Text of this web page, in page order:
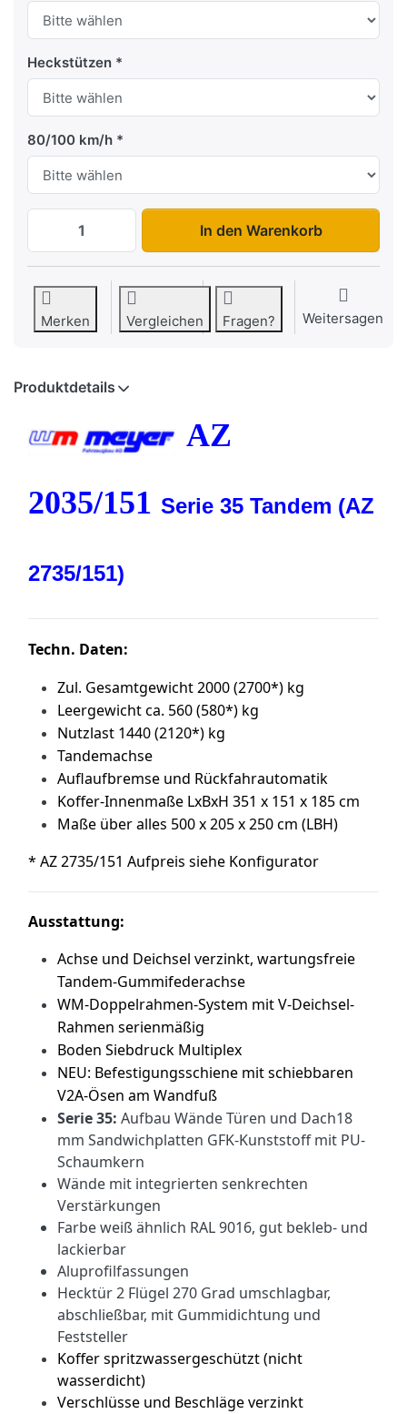
Heckstützen
80/100 km/h
AZ 2035/151 S35 zu 6.995,00 €, Menge 1.
In den Warenkorb
Merken Vergleichen Fragen? Weitersagen
Produktdetails
AZ
2035/151 Serie 35 Tandem (AZ
2735/151)
Techn. Daten:
Zul. Gesamtgewicht 2000 (2700*) kg
Leergewicht ca. 560 (580*) kg
Nutzlast 1440 (2120*) kg
Tandemachse
Auflaufbremse und Rückfahrautomatik
Koffer-Innenmaße LxBxH 351 x 151 x 185 cm
Maße über alles 500 x 205 x 250 cm (LBH)
* AZ 2735/151 Aufpreis siehe Konfigurator
Ausstattung:
Achse und Deichsel verzinkt, wartungsfreie
Tandem-Gummifederachse
WM-Doppelrahmen-System mit V-Deichsel-
Rahmen serienmäßig
Boden Siebdruck Multiplex
NEU: Befestigungsschiene mit schiebbaren
V2A-Ösen am Wandfuß
Serie 35: Aufbau Wände Türen und Dach18
mm Sandwichplatten GFK-Kunststoff mit PU-
Schaumkern
Wände mit integrierten senkrechten
Verstärkungen
Farbe weiß ähnlich RAL 9016, gut bekleb- und
lackierbar
Aluprofilfassungen
Hecktür 2 Flügel 270 Grad umschlagbar,
abschließbar, mit Gummidichtung und
Feststeller
Koffer spritzwassergeschützt (nicht
wasserdicht)
Verschlüsse und Beschläge verzinkt